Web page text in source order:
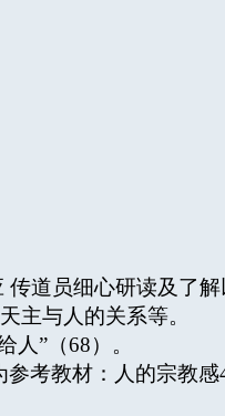
道员细心研读及了
主与人的关系等。
人”（68）。
考教材：人的宗教感